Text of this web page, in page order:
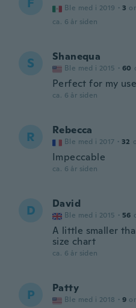
Ble med i 2019 · 3
ca. 6 år siden
S Shanequa
Ble med i 2015 · 60
Perfect for my use
ca. 6 år siden
R Rebecca
Ble med i 2017 · 32
Impeccable
ca. 6 år siden
D David
Ble med i 2015 · 56
A little smaller
size chart
ca. 6 år siden
P Patty
Ble med i 2018 · 9